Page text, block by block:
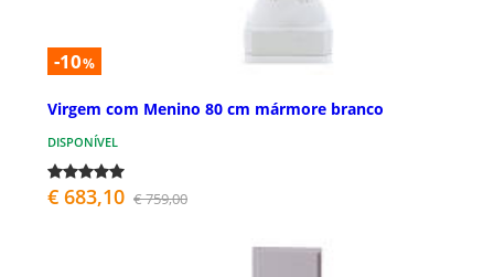
-10%
Virgem com Menino 80 cm mármore branco
DISPONÍVEL
€ 683,10 € 759,00